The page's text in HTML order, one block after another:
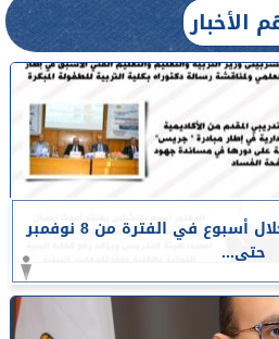
الأخبار
أبرز أخبار جامعة أسيوط خلال أسبوع في الفترة من 8 نوفمبر
حتى...